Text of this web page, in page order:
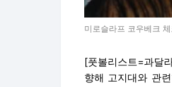
미로슬라프 코우베크
[풋볼리스트=과달
향해 고지대와 관